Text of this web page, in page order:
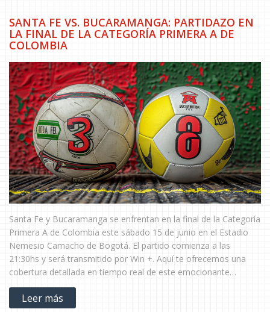
SANTA FE VS. BUCARAMANGA: PARTIDAZO EN
LA FINAL DE LA CATEGORÍA PRIMERA A DE
COLOMBIA
Santa Fe y Bucaramanga se enfrentan en la final de la Categoría
Primera A de Colombia este sábado 15 de junio en el Estadio
Nemesio Camacho de Bogotá. El partido comienza a las
21:30hs y será transmitido por Win +. Aquí te ofrecemos una
cobertura detallada en tiempo real de este emocionante
encuentro.
Leer más